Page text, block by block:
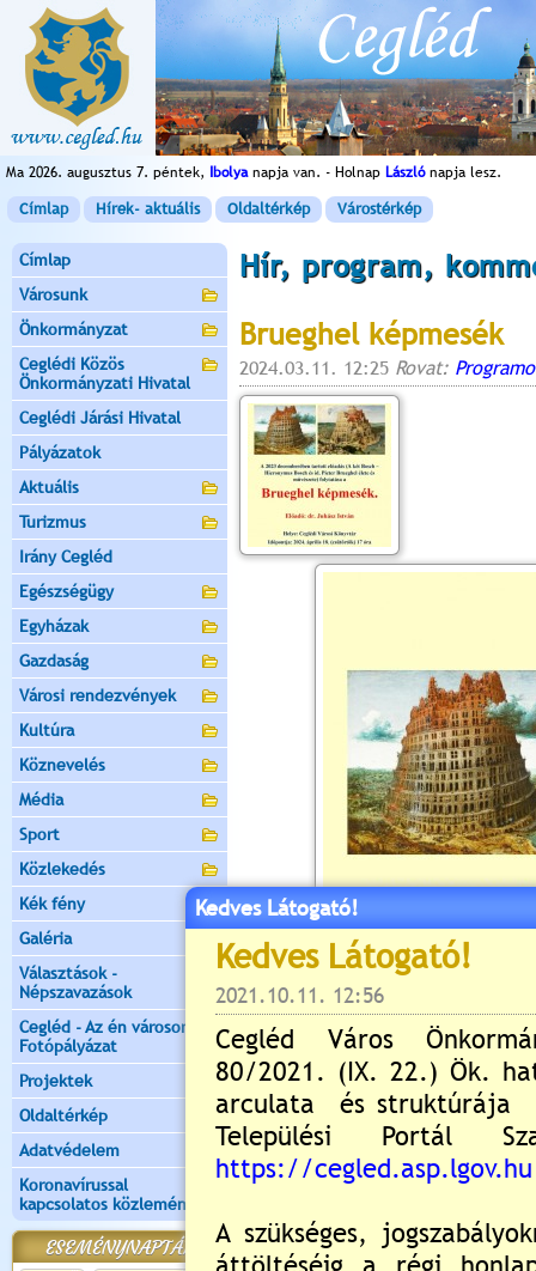
Ma 2026. augusztus 7. péntek, Ibolyanapja van. - Holnap Lászlónapja lesz.
Címlap Hírek- aktuális Oldaltérkép Várostérkép
Címlap
Városunk
Önkormányzat
Ceglédi Közös
Önkormányzati Hivatal
Ceglédi Járási Hivatal
Pályázatok
Aktuális
Turizmus
Irány Cegléd
Egészségügy
Egyházak
Gazdaság
Városi rendezvények
Kultúra
Köznevelés
Média
Sport
Közlekedés
Kék fény
Galéria
Választások -
Népszavazások
Cegléd - Az én városom -
Fotópályázat
Projektek
Oldaltérkép
Adatvédelem
Koronavírussal
kapcsolatos közlemények
ESEMÉNYNAPTÁR
Hír, program,
Brueghel képmesék
2024.03.11. 12:25 Rovat:
Kedves Látogató!